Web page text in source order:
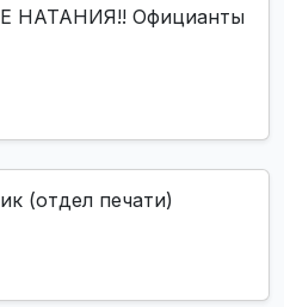
НАТАНИЯ!! Официанты
(отдел печати)